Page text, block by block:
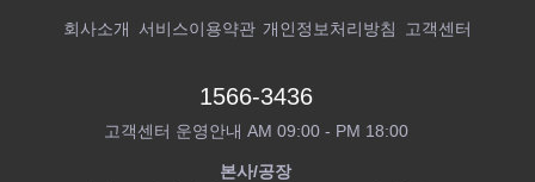
회사소개 서비스이용약관 개인정보처리방침 고객센터
1566-3436
고객센터 운영안내 AM 09:00 - PM 18:00
본사/공장